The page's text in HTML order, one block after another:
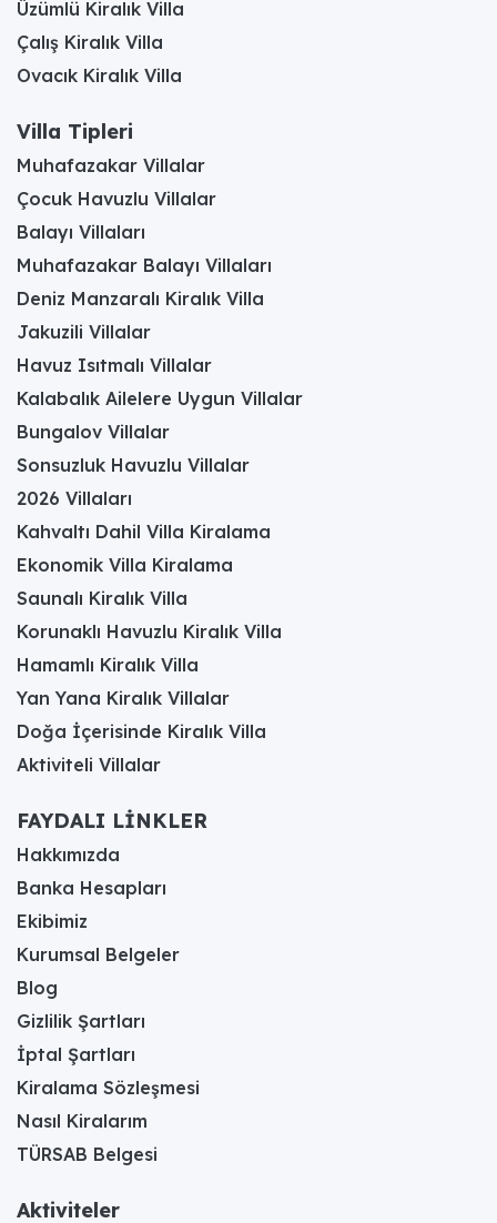
Üzümlü Kiralık Villa
Çalış Kiralık Villa
Ovacık Kiralık Villa
Villa Tipleri
Muhafazakar Villalar
Çocuk Havuzlu Villalar
Balayı Villaları
Muhafazakar Balayı Villaları
Deniz Manzaralı Kiralık Villa
Jakuzili Villalar
Havuz Isıtmalı Villalar
Kalabalık Ailelere Uygun Villalar
Bungalov Villalar
Sonsuzluk Havuzlu Villalar
2026 Villaları
Kahvaltı Dahil Villa Kiralama
Ekonomik Villa Kiralama
Saunalı Kiralık Villa
Korunaklı Havuzlu Kiralık Villa
Hamamlı Kiralık Villa
Yan Yana Kiralık Villalar
Doğa İçerisinde Kiralık Villa
Aktiviteli Villalar
FAYDALI LİNKLER
Hakkımızda
Banka Hesapları
Ekibimiz
Kurumsal Belgeler
Blog
Gizlilik Şartları
İptal Şartları
Kiralama Sözleşmesi
Nasıl Kiralarım
TÜRSAB Belgesi
Aktiviteler